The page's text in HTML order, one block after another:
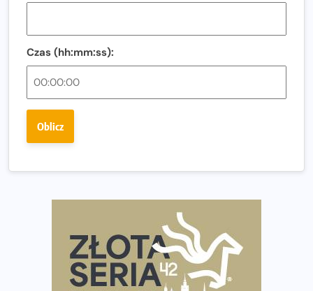
Regeneracja w bieganiu. Co warto o niej wiedzieć?
Ostatnie wolne miejsca na jubileuszowy Bieg
Fabrykanta. Organizatorzy odkrywają trasę dzień po
wybiera wyzwanie trzech największych maratonów w
Praska 5k Run gospodarzem Mistrzostw Polski
Największy Bieg Powstania Warszawskiego w historii.
Ponad 12 tysięcy uczestników pobiegło dla Bohaterów!
Tętno vs tempo – czym kierować się w bieganiu?
Co ma dużo białka? Produkty, które warto włączyć do
Czas (hh:mm:ss):
Oblicz